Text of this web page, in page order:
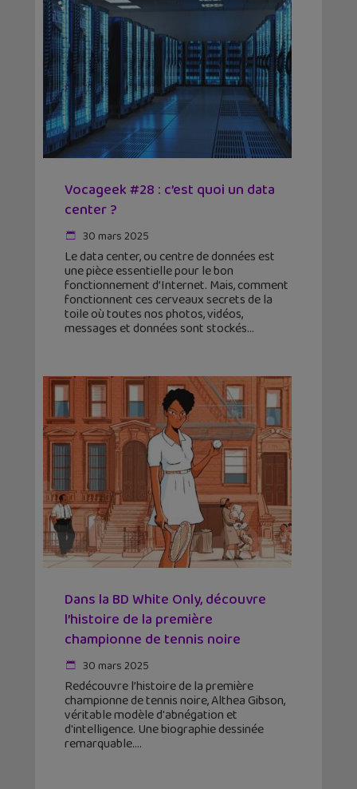
Vocageek #28 : c’est quoi un data
center ?
30 mars 2025
Le data center, ou centre de données est
une pièce essentielle pour le bon
fonctionnement d’Internet. Mais, comment
fonctionnent ces cerveaux secrets de la
toile où toutes nos photos, vidéos,
messages et données sont stockés
Dans la BD White Only, découvre
l’histoire de la première
championne de tennis noire
30 mars 2025
Redécouvre l’histoire de la première
championne de tennis noire, Althea Gibson,
véritable modèle d'abnégation et
d'intelligence. Une biographie dessinée
remarquable.